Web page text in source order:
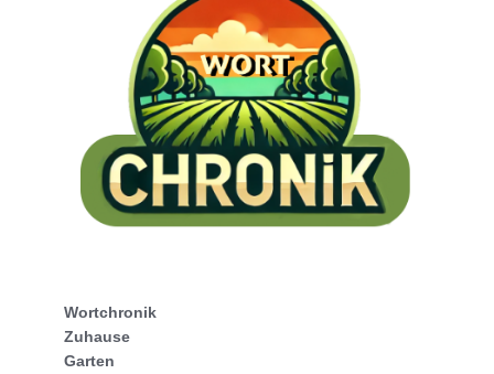
Wortchronik
Zuhause
Garten